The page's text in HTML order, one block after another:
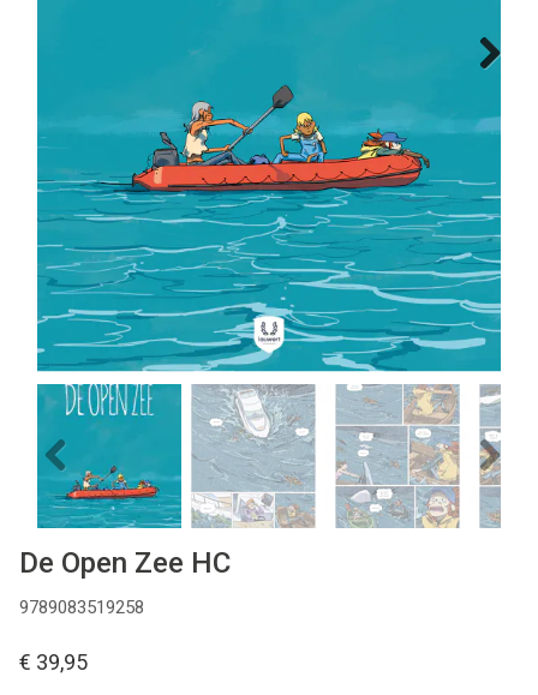
TOP-10
CADEAUBON
CONTACT
Previous Next
De Open Zee HC
9789083519258
€ 39,95